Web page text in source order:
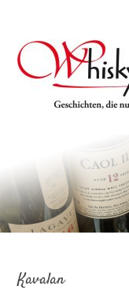
Kavalan